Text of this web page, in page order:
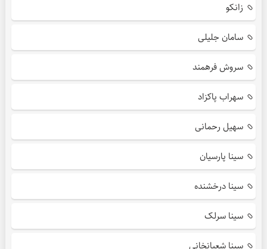
زانکو
سامان جلیلی
سروش فرهمند
سهراب پاکزاد
سهیل رحمانی
سینا پارسیان
سینا درخشنده
سینا سرلک
سینا شعبانخانی